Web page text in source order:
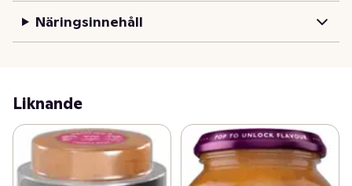
Näringsinnehåll
Liknande